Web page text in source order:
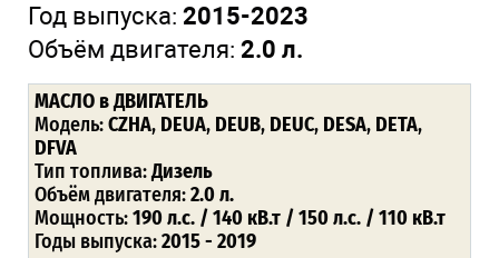
Год выпуска: 2015-2023
Объём двигателя: 2.0 л.
МАСЛО в ДВИГАТЕЛЬ
Модель:CZHA, DEUA, DEUB, DEUC, DESA, DETA,
DFVA
Тип топлива:Дизель
Объём двигателя:2.0 л.
Мощность:190 л.с. / 140 кВ.т / 150 л.с. / 110 кВ.т
Годы выпуска:2015 - 2019